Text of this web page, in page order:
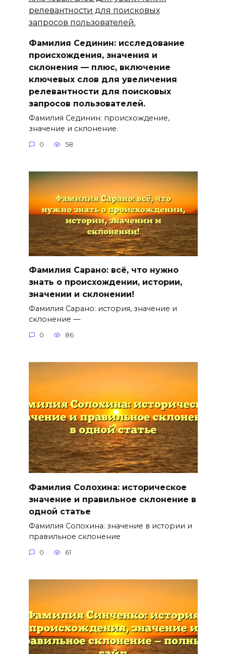
Фамилия Сединин: исследование
происхождения, значения и
склонения — плюс, включение
ключевыx слов для увеличения
релевантности для поисковых
запросов пользователей.
Фамилия Сединин: происхождение,
значение и склонение.
0 58
Фамилия Сарано: всё, что нужно
знать о происхождении, истории,
значении и склонении!
Фамилия Сарано: история, значение и
склонение —
0 86
Фамилия Солохина: историческое
значение и правильное склонение в
одной статье
Фамилия Солохина: значение в истории и
правильное склонение
0 61